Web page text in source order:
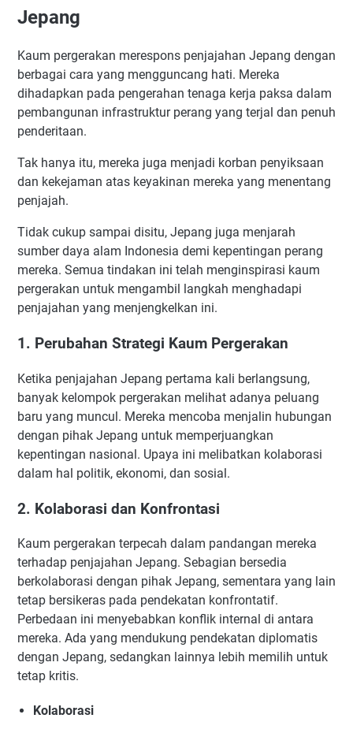
Jepang
Kaum pergerakan merespons penjajahan Jepang dengan
berbagai cara yang mengguncang hati. Mereka
dihadapkan pada pengerahan tenaga kerja paksa dalam
pembangunan infrastruktur perang yang terjal dan penuh
penderitaan.
Tak hanya itu, mereka juga menjadi korban penyiksaan
dan kekejaman atas keyakinan mereka yang menentang
penjajah.
Tidak cukup sampai disitu, Jepang juga menjarah
sumber daya alam Indonesia demi kepentingan perang
mereka. Semua tindakan ini telah menginspirasi kaum
pergerakan untuk mengambil langkah menghadapi
penjajahan yang menjengkelkan ini.
1. Perubahan Strategi Kaum Pergerakan
Ketika penjajahan Jepang pertama kali berlangsung,
banyak kelompok pergerakan melihat adanya peluang
baru yang muncul. Mereka mencoba menjalin hubungan
dengan pihak Jepang untuk memperjuangkan
kepentingan nasional. Upaya ini melibatkan kolaborasi
dalam hal politik, ekonomi, dan sosial.
2. Kolaborasi dan Konfrontasi
Kaum pergerakan terpecah dalam pandangan mereka
terhadap penjajahan Jepang. Sebagian bersedia
berkolaborasi dengan pihak Jepang, sementara yang lain
tetap bersikeras pada pendekatan konfrontatif.
Perbedaan ini menyebabkan konflik internal di antara
mereka. Ada yang mendukung pendekatan diplomatis
dengan Jepang, sedangkan lainnya lebih memilih untuk
tetap kritis.
Kolaborasi